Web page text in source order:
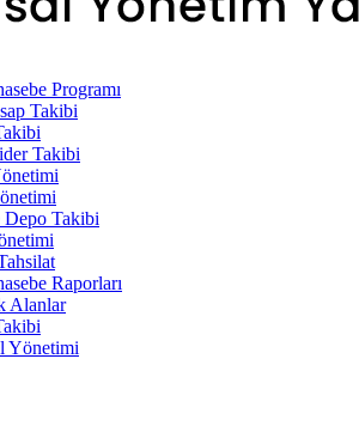
Programı
Takibi
Takibi
Depo Takibi
Raporları
Alanlar
Yönetimi